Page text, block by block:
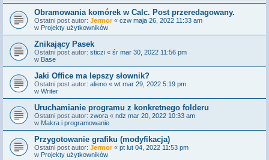
Obramowania komórek w Calc. Post przeredagowany.
Ostatni post autor: Jermor« czw maja 26, 2022 11:33 am
w Projekty użytkowników
Znikający Pasek
Ostatni post autor: sticzi « śr mar 30, 2022 11:56 pm
w Base
Jaki Office ma lepszy słownik?
Ostatni post autor: alieno « wt mar 29, 2022 5:19 pm
w Writer
Uruchamianie programu z konkretnego folderu
Ostatni post autor: zwora « ndz mar 20, 2022 10:33 am
w Makra i programowanie
Przygotowanie grafiku (modyfikacja)
Ostatni post autor: Jermor« pt lut 04, 2022 11:53 pm
w Projekty użytkowników